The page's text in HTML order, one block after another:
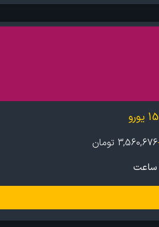
15 یورو
3,560,676 تومان